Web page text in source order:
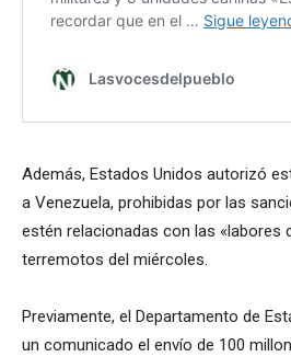
Además, Estados Unidos autorizó
a Venezuela, prohibidas por las
estén relacionadas con las «labores
terremotos del miércoles.
Previamente, el Departamento de
un comunicado el envío de 100